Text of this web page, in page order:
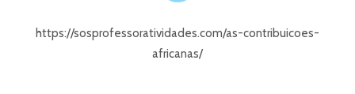
https://sosprofessoratividades.com/as-contribuicoes-
africanas/